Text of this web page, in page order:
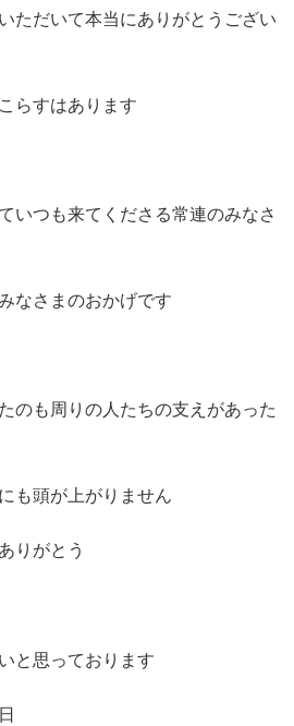
ただいて本当にありがとうござい
らすはあります
いつも来てくださる常連のみなさ
なさまのおかげです
のも周りの人たちの支えがあった
も頭が上がりません
りがとう
と思っております